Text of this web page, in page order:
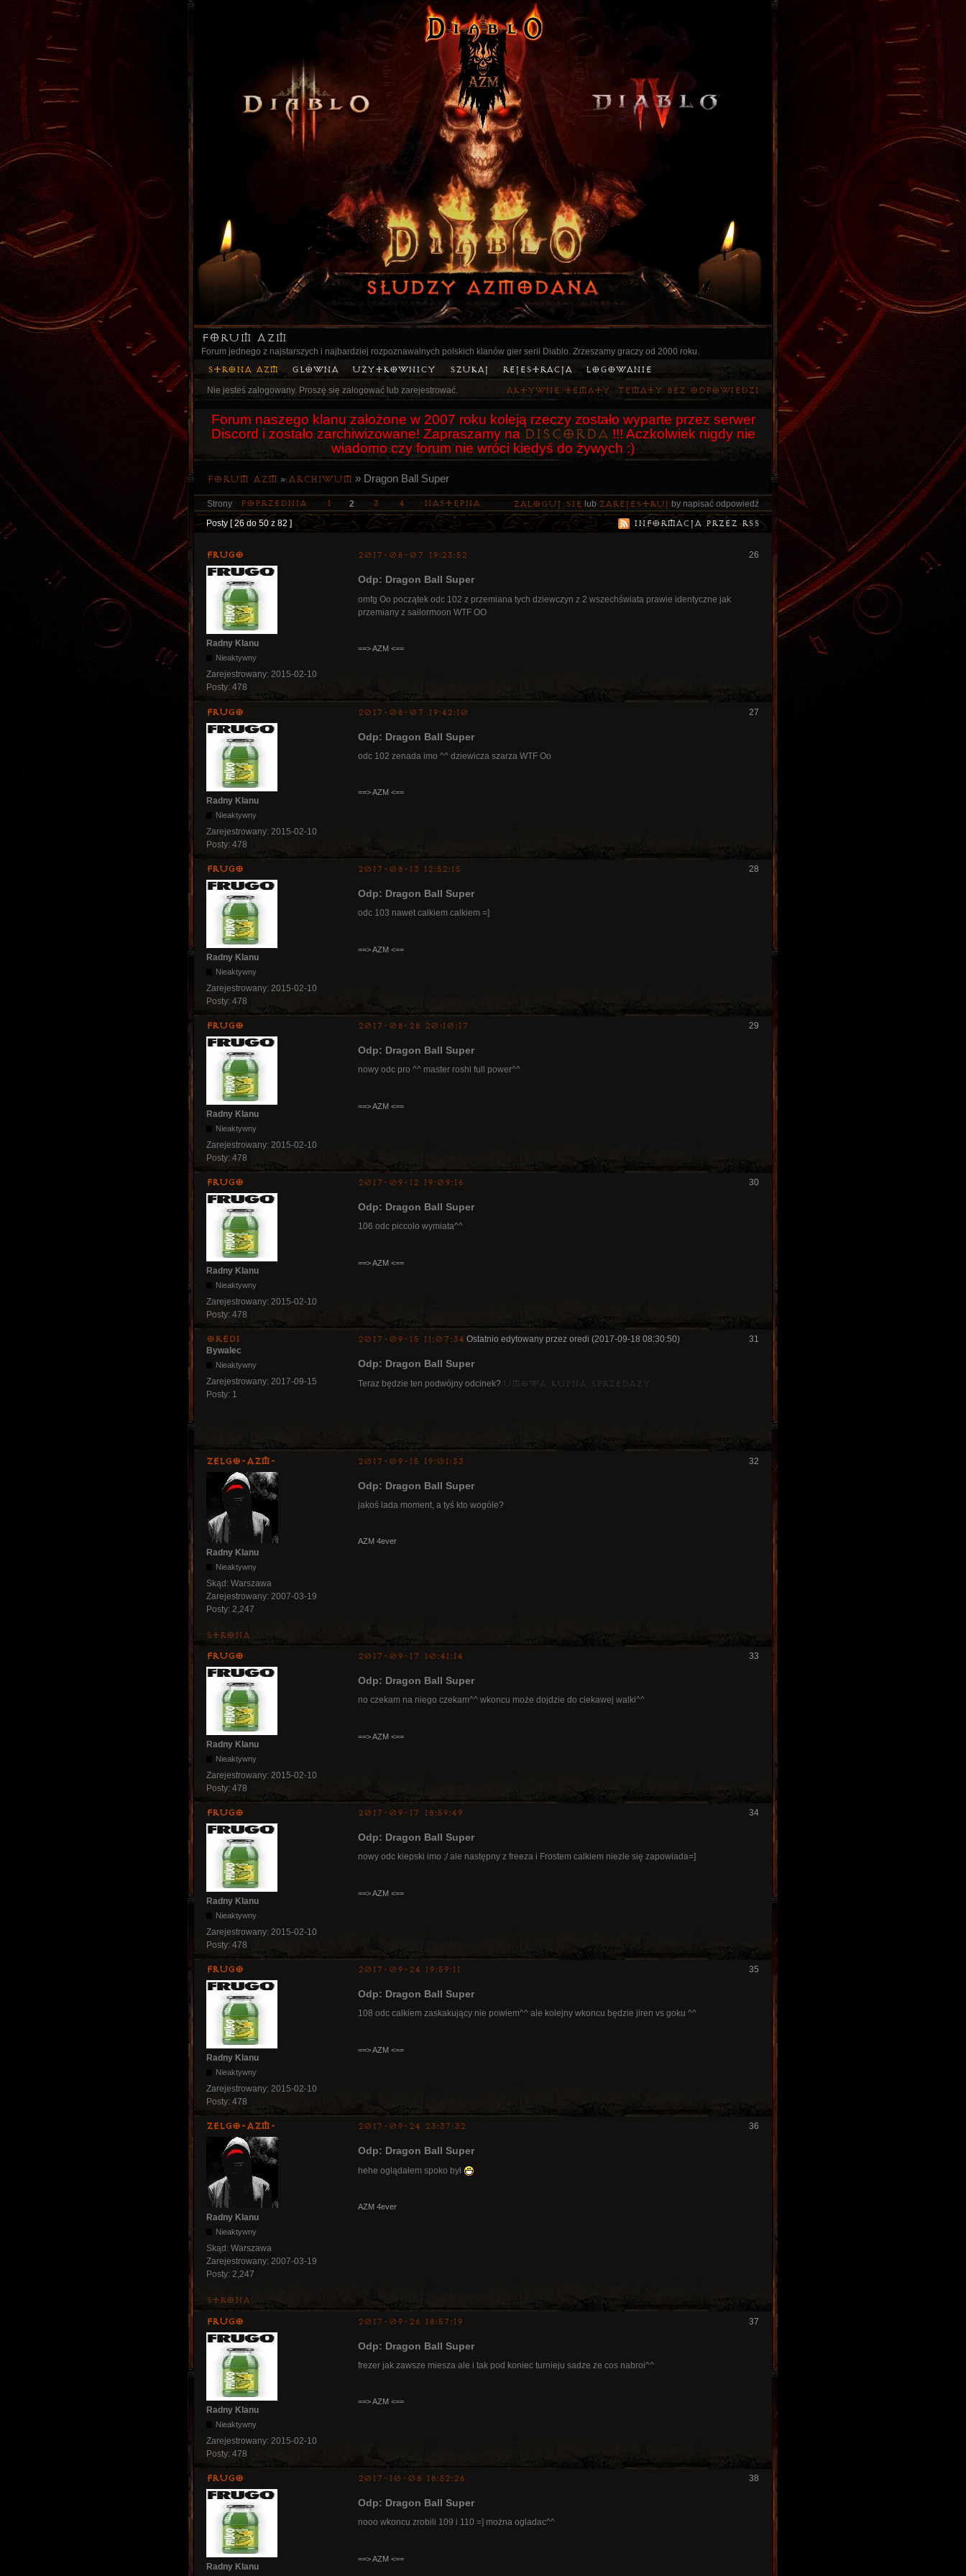
Forum AZM
Forum jednego z najstarszych i najbardziej rozpoznawalnych polskich klanów gier serii Diablo. Zrzeszamy graczy od 2000 roku.
Strona AZM Główna Użytkownicy Szukaj Rejestracja Logowanie
Nie jesteś zalogowany. Proszę się zalogować lub zarejestrować. Aktywne tematy Tematy bez odpowiedzi
Forum naszego klanu założone w 2007 roku koleją rzeczy zostało wyparte przez serwer
Discord i zostało zarchiwizowane! Zapraszamy na Discorda !!! Aczkolwiek nigdy nie
wiadomo czy forum nie wróci kiedyś do żywych :)
Forum AZM » Archiwum » Dragon Ball Super
Strony Poprzednia 1 2 3 4 Następna Zaloguj się lub zarejestruj by napisać odpowiedź
Informacja przez RSS
Posty [ 26 do 50 z 82 ]
26
Frugo 2017-08-07 19:23:52
Radny Klanu
Nieaktywny
Zarejestrowany: 2015-02-10
Posty: 478
Odp: Dragon Ball Super
omfg Oo początek odc 102 z przemiana tych dziewczyn z 2 wszechświata prawie identyczne jak
przemiany z sailormoon WTF OO
==> AZM <==
27
Frugo 2017-08-07 19:42:10
Radny Klanu
Nieaktywny
Zarejestrowany: 2015-02-10
Posty: 478
Odp: Dragon Ball Super
odc 102 zenada imo ^^ dziewicza szarza WTF Oo
==> AZM <==
28
Frugo 2017-08-13 12:52:15
Radny Klanu
Nieaktywny
Zarejestrowany: 2015-02-10
Posty: 478
Odp: Dragon Ball Super
odc 103 nawet calkiem calkiem =]
==> AZM <==
29
Frugo 2017-08-28 20:10:17
Radny Klanu
Nieaktywny
Zarejestrowany: 2015-02-10
Posty: 478
Odp: Dragon Ball Super
nowy odc pro ^^ master roshi full power^^
==> AZM <==
30
Frugo 2017-09-12 19:09:16
Radny Klanu
Nieaktywny
Zarejestrowany: 2015-02-10
Posty: 478
Odp: Dragon Ball Super
106 odc piccolo wymiata^^
==> AZM <==
31
oredi 2017-09-15 11:07:34 Ostatnio edytowany przez oredi (2017-09-18 08:30:50)
Bywalec
Nieaktywny
Zarejestrowany: 2017-09-15
Posty: 1
Odp: Dragon Ball Super
Teraz będzie ten podwójny odcinek? umowa kupna sprzedaży
32
ZelgO-AZM- 2017-09-15 19:01:33
Radny Klanu
Nieaktywny
Skąd: Warszawa
Zarejestrowany: 2007-03-19
Posty: 2,247
Odp: Dragon Ball Super
jakoś lada moment, a tyś kto wogóle?
AZM 4ever
Strona
33
Frugo 2017-09-17 10:41:14
Radny Klanu
Nieaktywny
Zarejestrowany: 2015-02-10
Posty: 478
Odp: Dragon Ball Super
no czekam na niego czekam^^ wkoncu może dojdzie do ciekawej walki^^
==> AZM <==
34
Frugo 2017-09-17 18:59:49
Radny Klanu
Nieaktywny
Zarejestrowany: 2015-02-10
Posty: 478
Odp: Dragon Ball Super
nowy odc kiepski imo ;/ ale następny z freeza i Frostem calkiem niezle się zapowiada=]
==> AZM <==
35
Frugo 2017-09-24 19:59:11
Radny Klanu
Nieaktywny
Zarejestrowany: 2015-02-10
Posty: 478
Odp: Dragon Ball Super
108 odc calkiem zaskakujący nie powiem^^ ale kolejny wkoncu będzie jiren vs goku ^^
==> AZM <==
36
ZelgO-AZM- 2017-09-24 23:37:32
Radny Klanu
Nieaktywny
Skąd: Warszawa
Zarejestrowany: 2007-03-19
Posty: 2,247
Odp: Dragon Ball Super
hehe oglądałem spoko był
AZM 4ever
Strona
37
Frugo 2017-09-26 18:57:19
Radny Klanu
Nieaktywny
Zarejestrowany: 2015-02-10
Posty: 478
Odp: Dragon Ball Super
frezer jak zawsze miesza ale i tak pod koniec turnieju sadze ze cos nabroi^^
==> AZM <==
38
Frugo 2017-10-08 18:52:26
Radny Klanu
Odp: Dragon Ball Super
nooo wkoncu zrobili 109 i 110 =] można ogladac^^
==> AZM <==